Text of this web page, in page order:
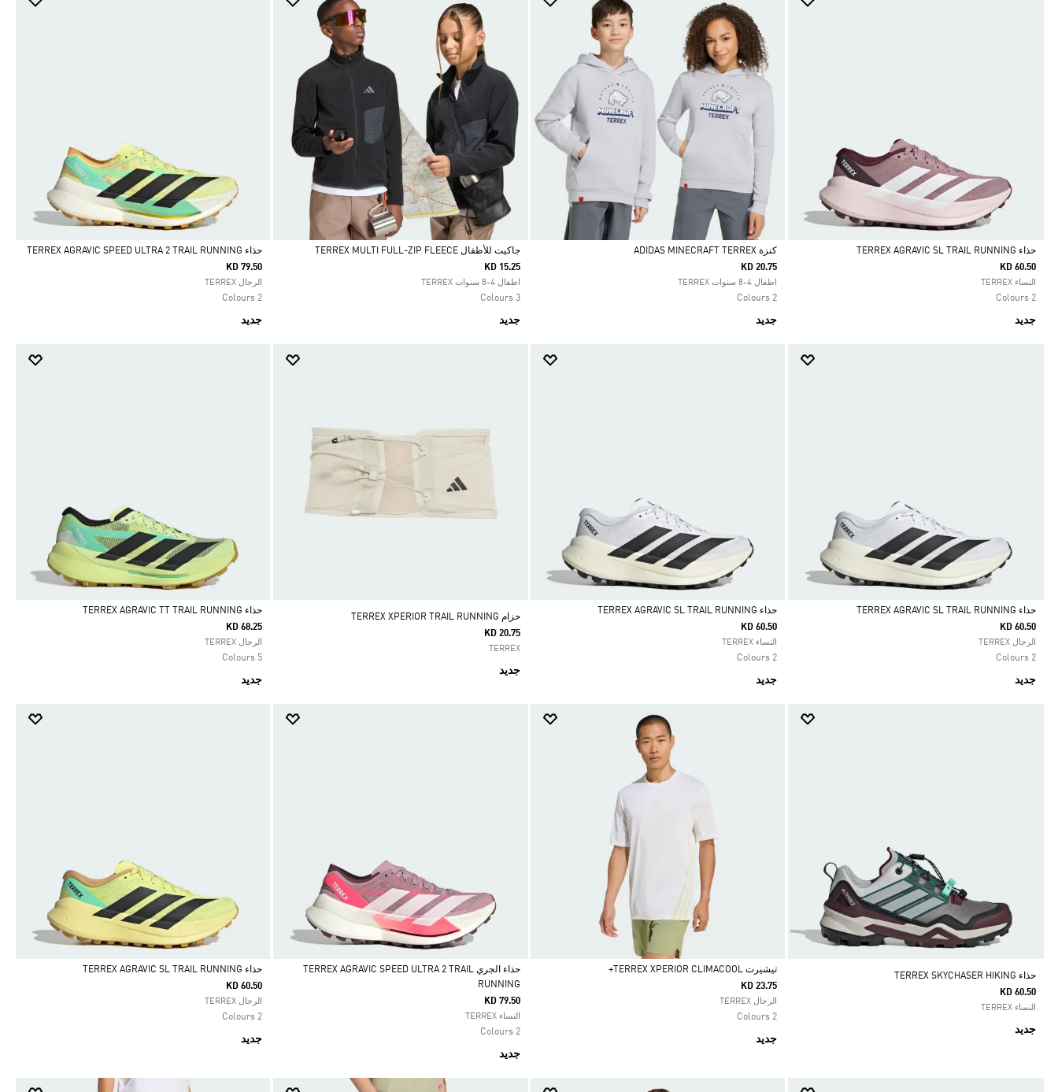
Selected
حذاء TERREX AGRAVIC SL TRAIL RUNNING
KD 60.50
النساء TERREX
2 Colours
جديد
Selected
كنزة ADIDAS MINECRAFT TERREX
KD 20.75
اطفال 4-8 سنوات TERREX
2 Colours
جديد
Selected
جاكيت للأطفال TERREX MULTI FULL-ZIP FLEECE
KD 15.25
اطفال 4-8 سنوات TERREX
3 Colours
جديد
Selected
حذاء TERREX AGRAVIC SPEED ULTRA 2 TRAIL RUNNING
KD 79.50
الرجال TERREX
2 Colours
جديد
Selected
حذاء TERREX AGRAVIC SL TRAIL RUNNING
KD 60.50
الرجال TERREX
2 Colours
جديد
Selected
حذاء TERREX AGRAVIC SL TRAIL RUNNING
KD 60.50
النساء TERREX
2 Colours
جديد
حزام TERREX XPERIOR TRAIL RUNNING
KD 20.75
TERREX
جديد
Selected
حذاء TERREX AGRAVIC TT TRAIL RUNNING
KD 68.25
الرجال TERREX
5 Colours
جديد
حذاء TERREX SKYCHASER HIKING
KD 60.50
النساء TERREX
جديد
Selected
تيشيرت TERREX XPERIOR CLIMACOOL+
KD 23.75
الرجال TERREX
2 Colours
جديد
Selected
حذاء الجري TERREX AGRAVIC SPEED ULTRA 2 TRAIL
RUNNING
KD 79.50
النساء TERREX
2 Colours
جديد
Selected
حذاء TERREX AGRAVIC SL TRAIL RUNNING
KD 60.50
الرجال TERREX
2 Colours
جديد